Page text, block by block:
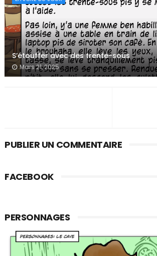
S’étouffer avec des trente-sous
Mars 21, 2025
PUBLIER UN COMMENTAIRE
FACEBOOK
PERSONNAGES